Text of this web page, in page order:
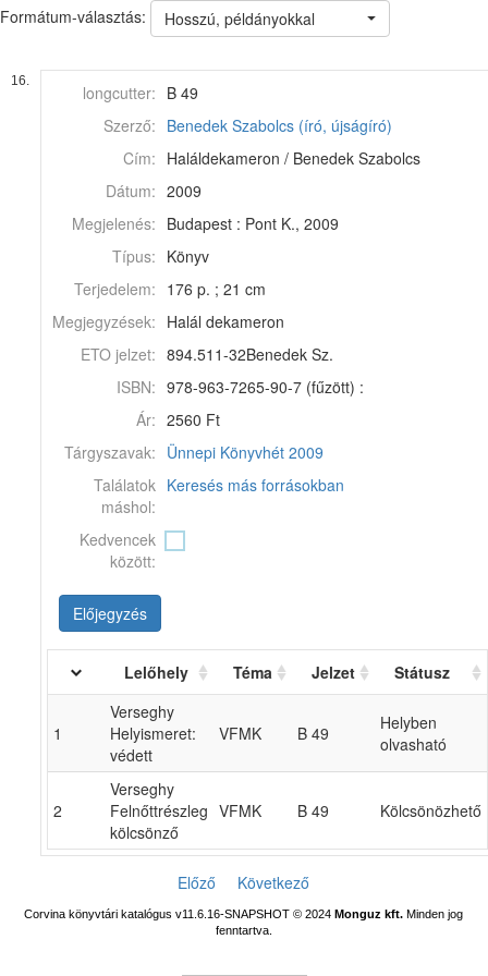
Formátum-választás: Hosszú, példányokkal
16.
longcutter: B 49
Szerző: Benedek Szabolcs (író, újságíró)
Cím: Haláldekameron / Benedek Szabolcs
Dátum: 2009
Megjelenés: Budapest : Pont K., 2009
Típus: Könyv
Terjedelem: 176 p. ; 21 cm
Megjegyzések: Halál dekameron
ETO jelzet: 894.511-32Benedek Sz.
ISBN: 978-963-7265-90-7 (fűzött) :
Ár: 2560 Ft
Tárgyszavak: Ünnepi Könyvhét 2009
Találatok
máshol:
Keresés más forrásokban
Kedvencek
között:
Előjegyzés
Lelőhely Téma Jelzet Státusz
1
Verseghy
Helyismeret:
védett
VFMK B 49
Helyben
olvasható
2
Verseghy
Felnőttrészleg
kölcsönző
VFMK B 49 Kölcsönözhető
Előző Következő
Corvina könyvtári katalógus v11.6.16-SNAPSHOT © 2024Monguz kft. Minden jog
fenntartva.